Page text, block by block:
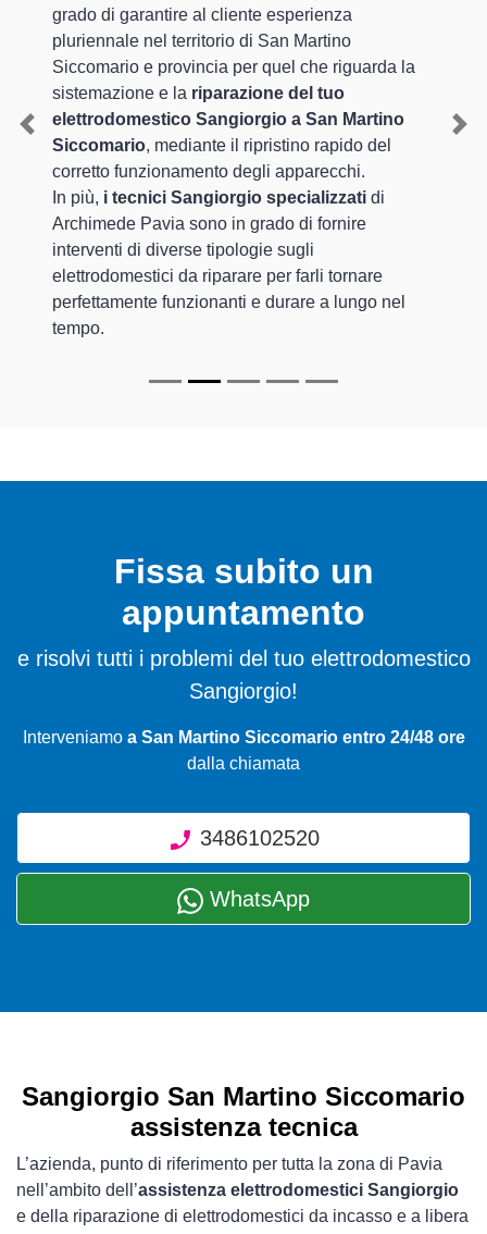
grado di garantire al cliente esperienza
pluriennale nel territorio di San Martino
Siccomario e provincia per quel che riguarda la
sistemazione e la riparazione del tuo
elettrodomestico Sangiorgio a San Martino
Siccomario, mediante il ripristino rapido del
corretto funzionamento degli apparecchi.
In più, i tecnici Sangiorgio specializzati di
Archimede Pavia sono in grado di fornire
interventi di diverse tipologie sugli
elettrodomestici da riparare per farli tornare
perfettamente funzionanti e durare a lungo nel
tempo.
Previous
Fissa subito un
appuntamento
e risolvi tutti i problemi del tuo elettrodomestico
Sangiorgio!
Interveniamo a San Martino Siccomario entro 24/48 ore
dalla chiamata
3486102520
WhatsApp
Sangiorgio San Martino Siccomario
assistenza tecnica
L’azienda, punto di riferimento per tutta la zona di Pavia
nell’ambito dell’assistenza elettrodomestici Sangiorgio
e della riparazione di elettrodomestici da incasso e a libera